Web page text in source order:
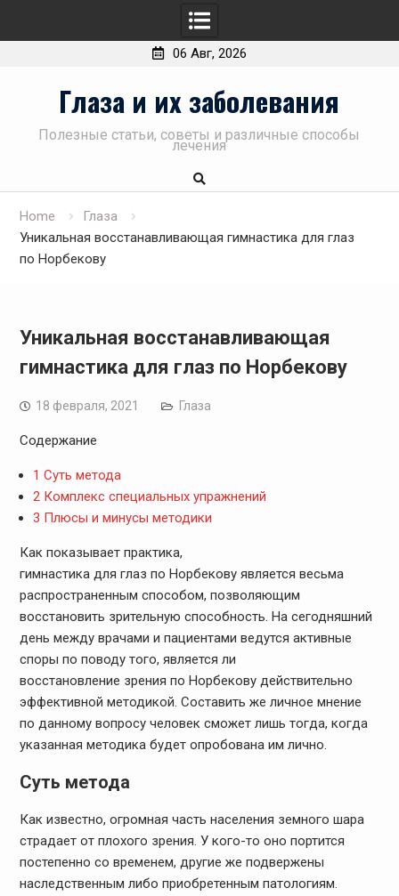
06 Авг, 2026
Глаза и их заболевания
Полезные статьи, советы и различные способы
лечения
Home
Глаза
Уникальная восстанавливающая гимнастика для глаз
по Норбекову
Уникальная восстанавливающая
гимнастика для глаз по Норбекову
18 февраля, 2021 Глаза
Содержание
1 Суть метода
2Комплекс специальных упражнений
3 Плюсы и минусы методики
Как показывает практика,
гимнастика для глаз по Норбекову является весьма
распространенным способом, позволяющим
восстановить зрительную способность. На сегодняшний
день между врачами и пациентами ведутся активные
споры по поводу того, является ли
восстановление зрения по Норбекову действительно
эффективной методикой. Составить же личное мнение
по данному вопросу человек сможет лишь тогда, когда
указанная методика будет опробована им лично.
Суть метода
Как известно, огромная часть населения земного шара
страдает от плохого зрения. У кого-то оно портится
постепенно со временем, другие же подвержены
наследственным либо приобретенным патологиям.